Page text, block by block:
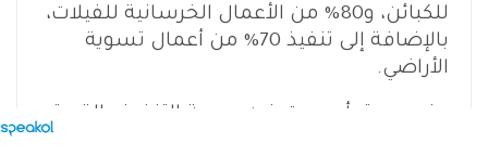
للكبائن، و80% من الأعمال الخرسانية للفيلات،
بالإضافة إلى تنفيذ 70% من أعمال تسوية
الأراضي.
وفي سوق أصبحت فيه سرعة التنفيذ والقدرة